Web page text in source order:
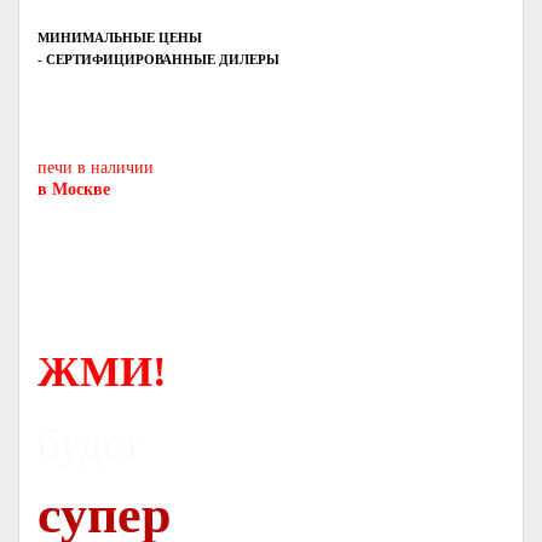
МИНИМАЛЬНЫЕ ЦЕНЫ
- СЕРТИФИЦИРОВАННЫЕ ДИЛЕРЫ
печи в наличии
в Москве
ЖМИ!
супер